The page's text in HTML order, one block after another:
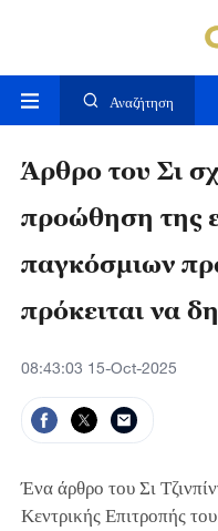
Αναζήτηση
Άρθρο του Σι
προώθηση της
παγκόσμιων
πρόκειται να
08:43:03 15-Oct-2025
Ένα άρθρο του Σι
Κεντρικής Επιτροπής